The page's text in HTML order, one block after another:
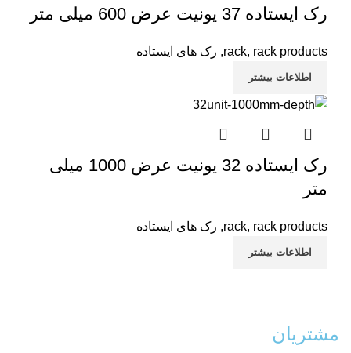
رک ایستاده 37 یونیت عرض 600 میلی متر
rack, rack products
, رک های ایستاده
اطلاعات بیشتر
رک ایستاده 32 یونیت عرض 1000 میلی
متر
rack, rack products
, رک های ایستاده
اطلاعات بیشتر
مشتریان